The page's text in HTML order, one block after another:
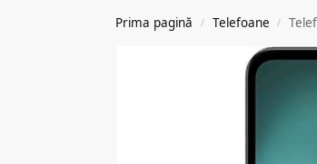
Prima pagină / Telefoane /